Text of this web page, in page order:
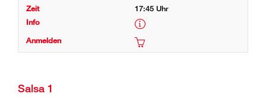
17:45 Uhr
Salsa 1